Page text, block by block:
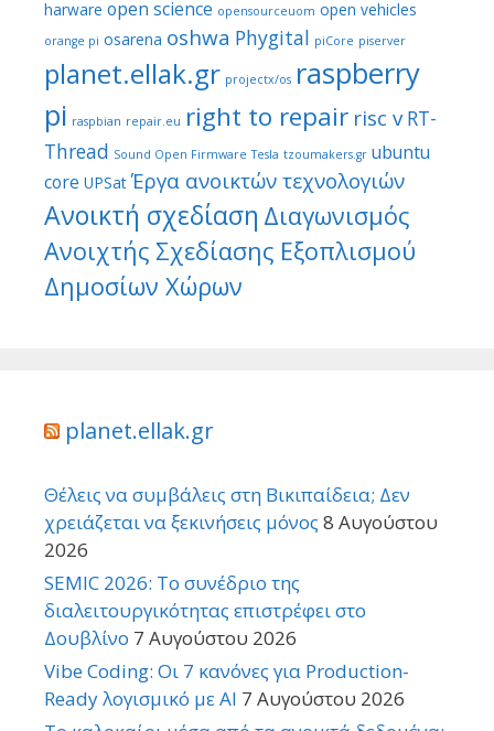
harware open science opensourceuom open vehicles
orange pi osarena oshwa Phygital piCore piserver
planet.ellak.gr projectx/os raspberry
pi raspbian repair.eu right to repair risc v RT-
Thread Sound Open Firmware Tesla tzoumakers.gr ubuntu
core UPSat Έργα ανοικτών τεχνολογιών
Ανοικτή σχεδίαση Διαγωνισμός
Ανοιχτής Σχεδίασης Εξοπλισμού
Δημοσίων Χώρων
planet.ellak.gr
Θέλεις να συμβάλεις στη Βικιπαίδεια; Δεν
χρειάζεται να ξεκινήσεις μόνος 8 Αυγούστου
2026
SEMIC 2026: Το συνέδριο της
διαλειτουργικότητας επιστρέφει στο
Δουβλίνο 7 Αυγούστου 2026
Vibe Coding: Οι 7 κανόνες για Production-
Ready λογισμικό με AI 7 Αυγούστου 2026